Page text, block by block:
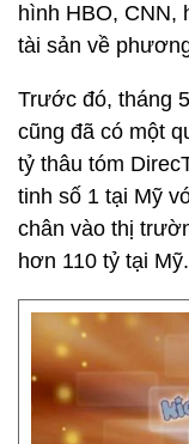
hình HBO, CNN,
tài sản về
Trước đó, tháng
cũng đã có một
tỷ thâu tóm
tinh số 1 tại Mỹ
chân vào thị
hơn 110 tỷ tại Mỹ.